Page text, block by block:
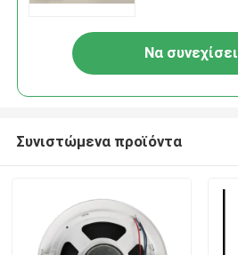
Να συνεχίσει
Συνιστώμενα προϊόντα